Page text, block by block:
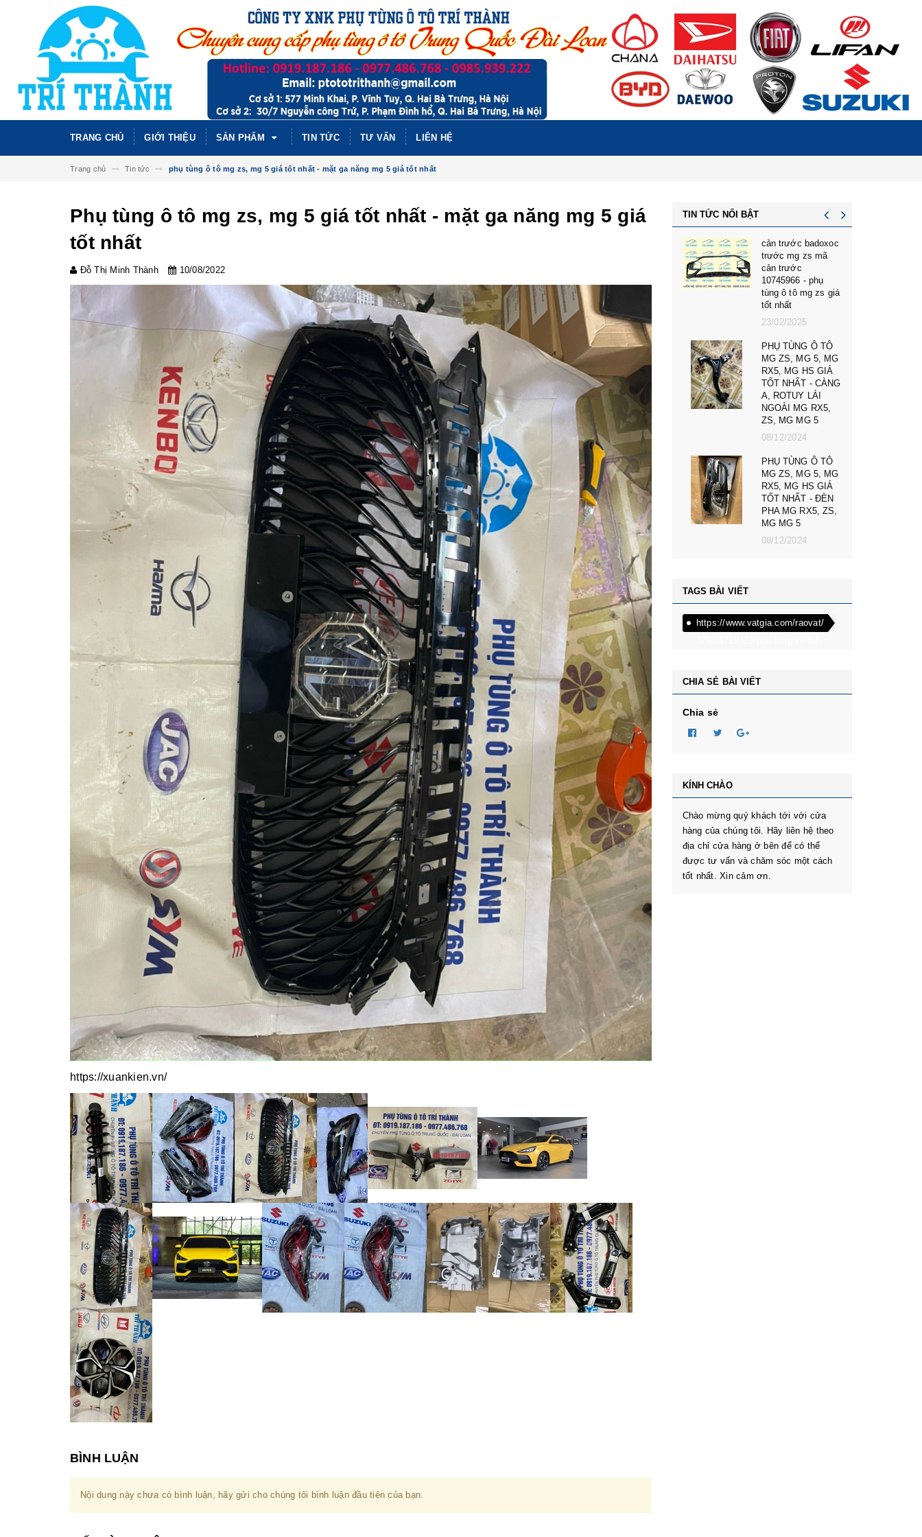
TRANG CHỦ GIỚI THIỆU SẢN PHẨM TIN TỨC TƯ VẤN LIÊN HỆ
Trang chủ Tin tức phụ tùng ô tô mg zs, mg 5 giá tốt nhất - mặt ga năng mg 5 giá tốt nhất
Phụ tùng ô tô mg zs, mg 5 giá tốt nhất - mặt ga năng mg 5 giá
tốt nhất
Đỗ Thị Minh Thành 10/08/2022
https://xuankien.vn/
BÌNH LUẬN
Nội dung này chưa có bình luận, hãy gửi cho chúng tôi bình luận đầu tiên của bạn.
TIN TỨC NỔI BẬT
NHẤT, BAIC U5,
BAIC U6 GIÁ TỐT
NHẤT
12/06/2025
PHỤ TÙNG Ô TÔ
BAIC - BEIJING
X7, BEIJING X5
GIÁ TỐT NHẤT
24/03/2025
PHỤ TÙNG Ô TÔ
BAIC X7 GIÁ TỐT
NHẤT CHÂN MÁY
BAIC X7 GIÁ TỐT
NHẤT
18/03/2025
cản trước badoxoc
trước mg zs mã
cản trước
10745966 - phụ
tùng ô tô mg zs giá
tốt nhất
23/02/2025
PHỤ TÙNG Ô TÔ
MG ZS, MG 5, MG
RX5, MG HS GIÁ
TỐT NHẤT - CÀNG
A, ROTUY LÁI
NGOÀI MG RX5,
ZS, MG MG 5
08/12/2024
PHỤ TÙNG Ô TÔ
MG ZS, MG 5, MG
RX5, MG HS GIÁ
TỐT NHẤT - ĐÈN
PHA MG RX5, ZS,
MG MG 5
08/12/2024
TAGS BÀI VIẾT
https://www.vatgia.com/raovat/
dongben-870kg-dongben-
650kg-dongben-x30.html
CHIA SẺ BÀI VIẾT
Chia sẻ
KÍNH CHÀO
Chào mừng quý khách tới với cửa
hàng của chúng tôi. Hãy liên hệ theo
địa chỉ cửa hàng ở bên để có thể
được tư vấn và chăm sóc một cách
tốt nhất. Xin cảm ơn.